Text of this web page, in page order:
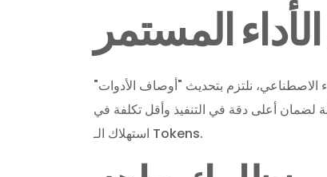
المستمر
الاصطناعي، نلتزم بتحديث "أوصاف الأدوات"
لضمان أعلى دقة في التنفيذ وأقل تكلفة في
استهلاك الـ Tokens.